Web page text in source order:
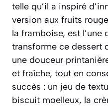
telle qu’il a inspiré
version aux fruits
la framboise, est l’une
transforme ce dessert
une douceur
et fraîche, tout en
succès : un jeu de
biscuit moelleux, la